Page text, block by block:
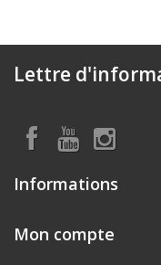
Lettre
Informations
Mon compte